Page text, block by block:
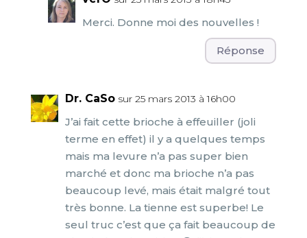
Merci. Donne moi des nouvelles !
Réponse
Dr. CaSo sur 25 mars 2013 à 16h00
J’ai fait cette brioche à effeuiller (joli
terme en effet) il y a quelques temps
mais ma levure n’a pas super bien
marché et donc ma brioche n’a pas
beaucoup levé, mais était malgré tout
très bonne. La tienne est superbe! Le
seul truc c’est que ça fait beaucoup de